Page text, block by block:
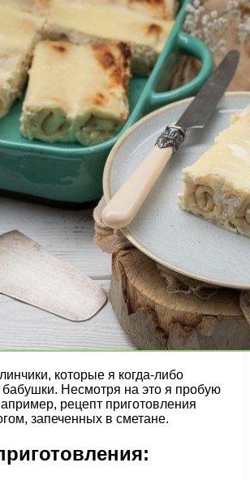
которые я когда-либо
Несмотря на это я пробую
рецепт приготовления
запеченных в сметане.